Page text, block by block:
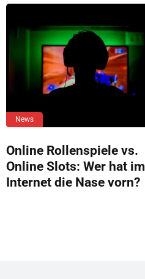
News
Online Rollenspiele vs.
Online Slots: Wer hat im
Internet die Nase vorn?